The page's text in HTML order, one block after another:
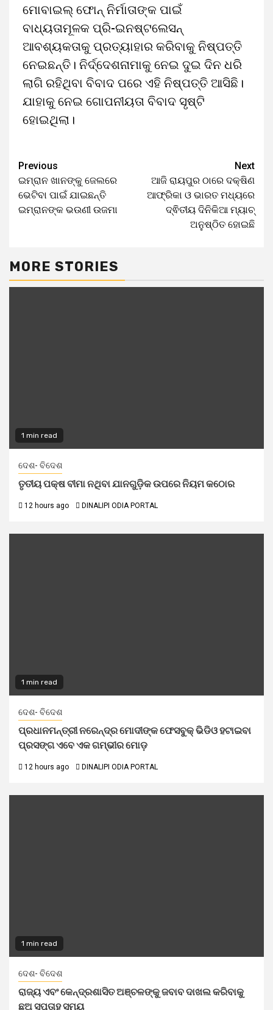
ମୋବାଇଲ୍ ଫୋନ୍ ନିର୍ମାତାଙ୍କ ପାଇଁ
ବାଧ୍ୟତାମୂଳକ ପ୍ରି-ଇନଷ୍ଟଲେସନ୍
ଆବଶ୍ୟକତାକୁ ପ୍ରତ୍ୟାହାର କରିବାକୁ ନିଷ୍ପତ୍ତି
ନେଇଛନ୍ତି। ନିର୍ଦ୍ଦେଶନାମାକୁ ନେଇ ଦୁଇ ଦିନ ଧରି
ଲାଗି ରହିଥିବା ବିବାଦ ପରେ ଏହି ନିଷ୍ପତ୍ତି ଆସିଛି।
ଯାହାକୁ ନେଇ ଗୋପନୀୟତା ବିବାଦ ସୃଷ୍ଟି
ହୋଇଥିଲା।
Previous
ଇମ୍ରାନ ଖାନଙ୍କୁ ଜେଲରେ
ଭେଟିବା ପାଇଁ ଯାଇଛନ୍ତି
ଇମ୍ରାନଙ୍କ ଭଉଣୀ ଉଜମା
Next
ଆଜି ରାୟପୁର ଠାରେ ଦକ୍ଷିଣ
ଆଫ୍ରିକା ଓ ଭାରତ ମଧ୍ୟରେ
ଦ୍ଵିତୀୟ ଦିନିକିଆ ମ୍ୟାଚ୍
ଅନୁଷ୍ଠିତ ହୋଇଛି
MORE STORIES
1 min read
ଦେଶ- ବିଦେଶ
ତୃତୀୟ ପକ୍ଷ ବୀମା ନଥିବା ଯାନଗୁଡ଼ିକ ଉପରେ ନିୟମ କଠୋର
12 hours ago DINALIPI ODIA PORTAL
1 min read
ଦେଶ- ବିଦେଶ
ପ୍ରଧାନମନ୍ତ୍ରୀ ନରେନ୍ଦ୍ର ମୋଦୀଙ୍କ ଫେସବୁକ୍ ଭିଡିଓ ହଟାଇବା
ପ୍ରସଙ୍ଗ ଏବେ ଏକ ଗମ୍ଭୀର ମୋଡ଼
12 hours ago DINALIPI ODIA PORTAL
1 min read
ଦେଶ- ବିଦେଶ
ରାଜ୍ୟ ଏବଂ କେନ୍ଦ୍ରଶାସିତ ଅଞ୍ଚଳଙ୍କୁ ଜବାବ ଦାଖଲ କରିବାକୁ
ଛଅ ସପ୍ତାହ ସମୟ